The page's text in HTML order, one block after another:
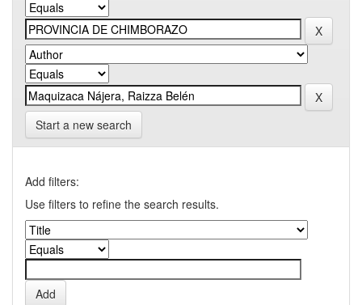
Start a new search
Add filters:
Use filters to refine the search results.